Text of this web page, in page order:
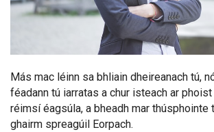
Más mac léinn sa bhliain dheireanach tú,
féadann tú iarratas a chur isteach ar
réimsí éagsúla, a bheadh mar thúsphointe
ghairm spreagúil Eorpach.